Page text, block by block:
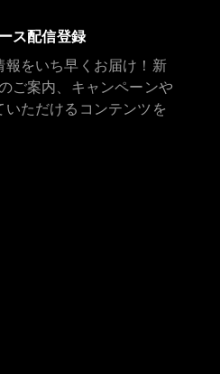
ス配信登録
をいち早くお届け！新
ご案内、キャンペーンや
ただけるコンテンツを